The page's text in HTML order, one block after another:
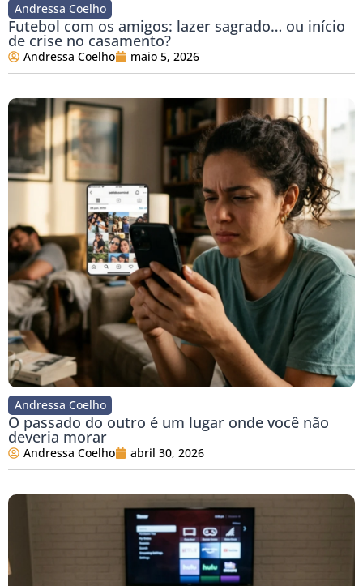
Andressa Coelho
Futebol com os amigos: lazer sagrado… ou início
de crise no casamento?
Andressa Coelho maio 5, 2026
Andressa Coelho
O passado do outro é um lugar onde você não
deveria morar
Andressa Coelho abril 30, 2026